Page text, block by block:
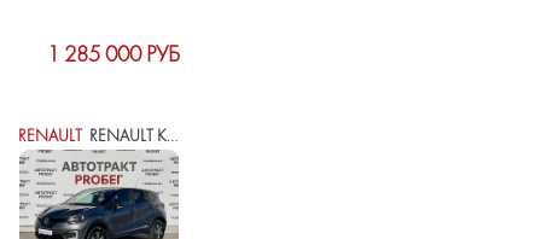
1 285 000 РУБ
RENAULT RENAULT KAPTUR I